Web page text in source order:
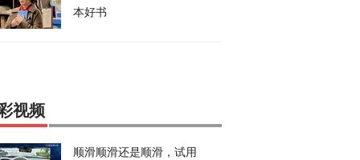
本好书
视频
顺滑顺滑还是顺滑，试用